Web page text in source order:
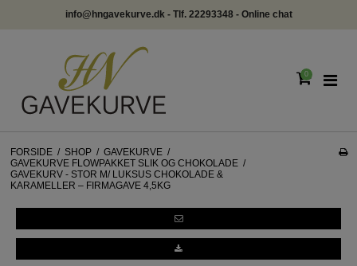
info@hngavekurve.dk - Tlf. 22293348 - Online chat
0
FORSIDE / SHOP / GAVEKURVE /
GAVEKURVE FLOWPAKKET SLIK OG CHOKOLADE /
GAVEKURV - STOR M/ LUKSUS CHOKOLADE &
KARAMELLER – FIRMAGAVE 4,5KG